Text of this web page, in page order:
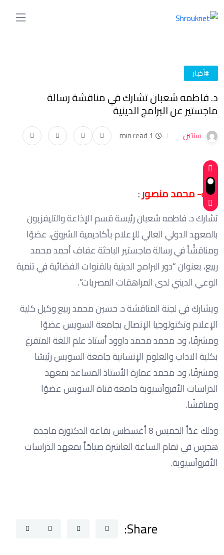
#أخبار
د. فاطمه شعبان تشارك في مناقشة رسالة
ماجستير عن البرامج الدينية
سنتين 1 min read
كتب- محمد منصور:
تشارك د. فاطمه شعبان رئيسة قسم الإذاعة والتليفزيون
بالمعهد الدولي العالي للإعلام بأكاديمية الشروق، عضوًا
ومناقشًأ في رسالة ماجستير الباحثة عفاف أحمد محمد
ربيع، بعنوان “دور البرامج الدينية بالقنوات الفضائية في تنمية
الوعي الديني لدى المراهقات المصريات”.
ويشارك في لجنة المناقشة د. حسين محمد ربيع وكيل كلية
الإعلام وتكنولوجيا الإتصال بجامعة السويس عضوًا
ومشرفًا، ود. محمد محمد داوود أستاذ علم اللغة المتفرغ
بكلية الاداب والعلوم الإنسانية جامعة السويس رئيسًا
ومشرفًا، ود. محمد عمارة الأستاذ المساعد بمعهد
الدراسات الأفروآسيوية جامعة قناة السويس عضوًا
ومناقشًا.
وذلك غدًأ الخميس 8 أغسطس بقاعة الدكتورة ماجدة
هجرس في تمام الساعة العاشرة صباحًأ بمعهد الدراسات
الأفروآسيوية.
Share: